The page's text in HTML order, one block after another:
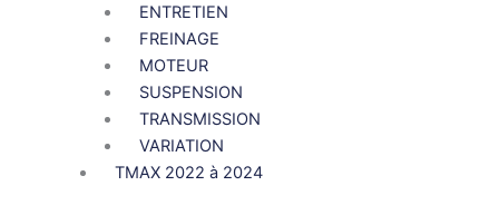
ENTRETIEN
FREINAGE
MOTEUR
SUSPENSION
TRANSMISSION
VARIATION
TMAX 2022 à 2024